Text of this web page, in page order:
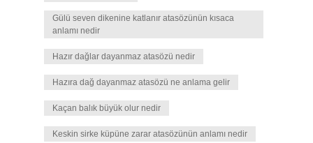
Gülü seven dikenine katlanır atasözünün kısaca
anlamı nedir
Hazır dağlar dayanmaz atasözü nedir
Hazıra dağ dayanmaz atasözü ne anlama gelir
Kaçan balık büyük olur nedir
Keskin sirke küpüne zarar atasözünün anlamı nedir